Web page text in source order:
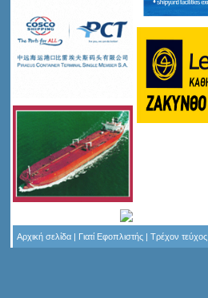
Αρχική σελίδα | Γιατί Εφοπλιστής | Τρέχον τεύχος